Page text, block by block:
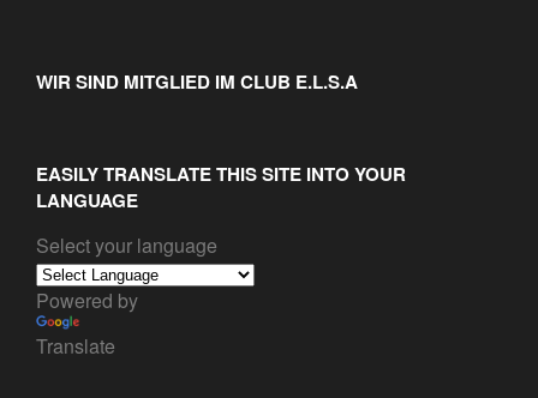
WIR SIND MITGLIED IM CLUB E.L.S.A
EASILY TRANSLATE THIS SITE INTO YOUR
LANGUAGE
Select your language
Powered by
Translate